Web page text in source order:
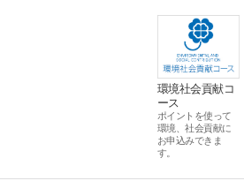
環境社会貢献コ
ース
ポイントを使って
環境、社会貢献に
お申込みできま
す。